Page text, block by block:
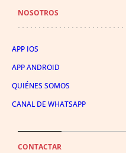
NOSOTROS
APP IOS
APP ANDROID
QUIÉNES SOMOS
CANAL DE WHATSAPP
CONTACTAR